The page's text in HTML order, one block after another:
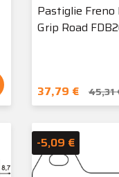
Pastiglie
Grip Road
37,79 € 45,31
-5,09 €